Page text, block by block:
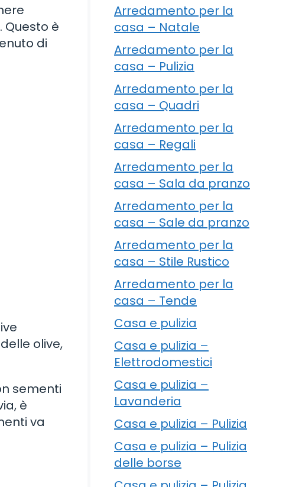
è
di
olive,
sementi
è
va
Arredamento per la
casa – Natale
Arredamento per la
casa – Pulizia
Arredamento per la
casa – Quadri
Arredamento per la
casa – Regali
Arredamento per la
casa – Sala da pranzo
Arredamento per la
casa – Sale da pranzo
Arredamento per la
casa – Stile Rustico
Arredamento per la
casa – Tende
Casa e pulizia
Casa e pulizia –
Elettrodomestici
Casa e pulizia –
Lavanderia
Casa e pulizia – Pulizia
Casa e pulizia – Pulizia
delle borse